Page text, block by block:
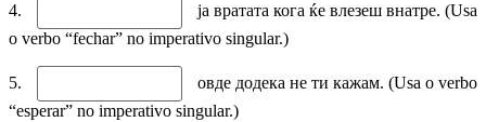
4.
ја вратата кога ќе влезеш внатре. (Usa
o verbo “fechar” no imperativo singular.)
5.
овде додека не ти кажам. (Usa o verbo
“esperar” no imperativo singular.)